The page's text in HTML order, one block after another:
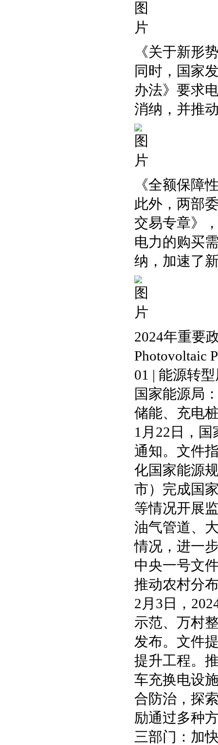
《关于新形
同时，国家
办法》要求
消纳，并推
《全额保障
此外，两部
交易专章》
电力的购买
纳，加速了
2024年重要
Photovoltaic
01 | 能源转
国家能源局
储能、充电
1月22日，
通知。文件
化国家能源
市）完成国
等情况开展
油气管道、
情况，进一
中央一号文
推动农村分
2月3日，
示范、万村
发布。文件
提升工程。
车充换电设
合防治，探
励通过多种
三部门：加